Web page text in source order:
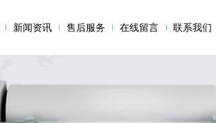
新闻资讯 售后服务 在线留言 联系我们